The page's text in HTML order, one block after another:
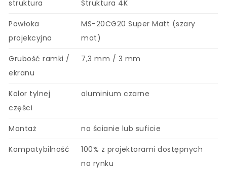
struktura Struktura 4K
Powłoka
projekcyjna
MS-20CG20 Super Matt (szary
mat)
Grubość ramki /
ekranu
7,3 mm / 3 mm
Kolor tylnej
części
aluminium czarne
Montaż na ścianie lub suficie
Kompatybilność
100% z projektorami dostępnych
na rynku